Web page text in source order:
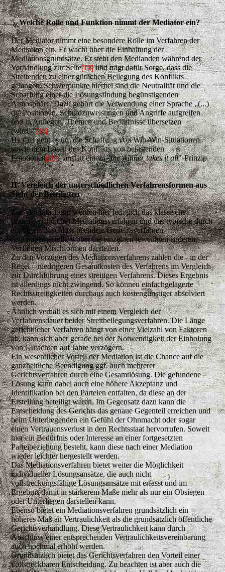
5. Welche Rolle und Funktion nimmt der Mediator ein?
Der Mediator nimmt eine besondere Rolle im Verfahren der
Mediation ein. Er wacht über die Einhaltung der
Mediationsgrundsätze. Er steht den Medianden während der
Verhandlung zur Seite[13]und trägt dafür Sorge, dass die
Streitenden zu einer gütlichen Beilegung des Konflikts
gelangen. Schwerpunkte hierbei sind die Neutralität und die
Schaffung einer die Lösungsfindung begünstigenden
Atmosphäre. Dazu gehört die Verwendung einer Sprache „(...)
die Positionen, Schuldzuweisungen und Angriffe aufgreifen
und in Anliegen, Themen und Bedürfnisse übersetzen
[wird].“[14]
Hierbei geht es um die Schaffung von Win-Win-Situationen
sowie dem Lösen des Konflikts von belastenden
Emotionen[15], anstatt einem "the winner takes it all"-Prinzip.
II. Vergleich der unterschiedlichen Verfahrensformen aus
Sicht der Beteiligten
Zur Vereinfachung werden hier lediglich das klassische
(außergerichtliche) Mediationsverfahren und das typische durch
ein Urteil/Beschluss beendete Gerichtsverfahren
gegenübergestellt, wobei die einzelnen jeweiligen anderen
Verfahren Mischformen darstellen.
Zu den Vorzügen des Mediationsverfahrens zählen die - in der
Regel – niedrigeren Gesamtkosten des Verfahrens im Vergleich
zur Durchführung eines streitigen Verfahrens. Dieses Ergebnis
ist allerdings nicht zwingend. So können einfachgelagerte
Rechtsstreitigkeiten durchaus auch kostengünstiger absolviert
werden.
Ähnlich verhält es sich mit einem Vergleich der
Verfahrensdauer beider Streitbeilegungsverfahren. Die Länge
gerichtlicher Verfahren hängt von einer Vielzahl von Faktoren
ab, kann sich aber gerade bei der Notwendigkeit der Einholung
von Gutachten auf Jahre verzögern.
Ein wesentlicher Vorteil der Mediation ist die Chance auf die
ganzheitliche Beendigung ggf. auch mehrerer
Gerichtsverfahren durch eine Gesamtlösung. Die gefundene
Lösung kann dabei auch eine höhere Akzeptanz und
Identifikation bei den Parteien entfalten, da diese an der
Erstellung beteiligt waren. Im Gegensatz dazu kann die
Entscheidung des Gerichts das genaue Gegenteil erreichen und
beim Unterliegenden ein Gefühl der Ohnmacht oder sogar
einen Vertrauensverlust in den Rechtsstaat hervorrufen. Soweit
hier ein Bedürfnis oder Interesse an einer fortgesetzten
Parteibeziehung besteht, kann diese nach einer Mediation
wieder leichter hergestellt werden.
Das Mediationsverfahren bietet weiter die Möglichkeit
individueller Lösungsansätze, die auch nicht
vollstreckungsfähige Lösungsansätze mit erfasst und im
Ergebnis damit in stärkerem Maße mehr als nur ein Obsiegen
oder Unterliegen darstellen kann.
Ebenso bietet ein Mediationsverfahren grundsätzlich ein
höheres Maß an Vertraulichkeit als die grundsätzlich öffentliche
Gerichtsverhandlung. Diese Vertraulichkeit kann durch
Abschluss einer entsprechenden Vertraulichkeitsvereinbarung
auch nochmal erhöht werden.
Grundsätzlich bietet das Gerichtsverfahren den Vorteil einer
vollstreckbaren Entscheidung. Zu beachten ist aber auch die